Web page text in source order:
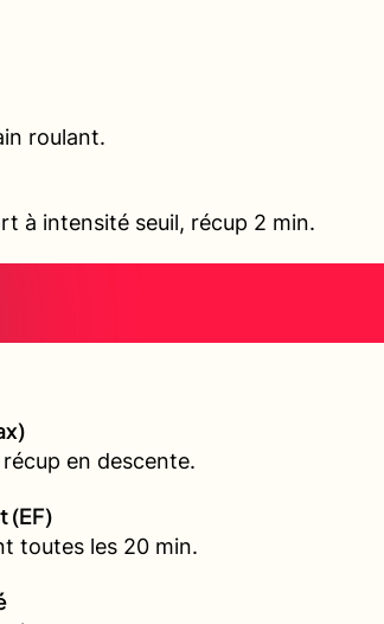
roulant.
à intensité seuil, récup 2 min.
en descente.
(EF)
toutes les 20 min.